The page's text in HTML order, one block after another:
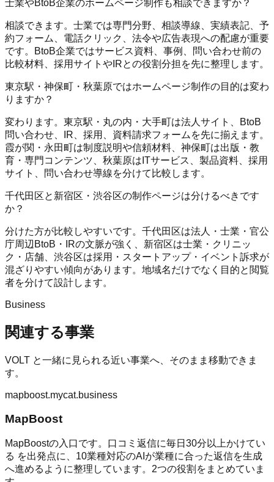
士業やBtoB企業のホームページ制作も相談できますか？
相談できます。士業では専門分野、相談導線、実績表記、予
約フォーム、電話クリック、法令や広告表現への配慮が重要
です。BtoB企業ではサービス資料、事例、問い合わせ前の
比較材料、採用サイトやIRとの役割分担を先に整理します。
東京駅・神保町・秋葉原ではホームページ制作の目的は変わ
りますか？
変わります。東京駅・丸の内・大手町は法人サイト、BtoB
問い合わせ、IR、採用、資料請求フォームを先に揃えます。
霞が関・永田町は制度説明や信頼材料、神保町は出版・教
育・専門コンテンツ、秋葉原はITサービス、製品資料、採用
サイト、問い合わせ導線を分けて比較します。
千代田区と新宿区・渋谷区の制作ページは分けるべきです
か？
分けた方が比較しやすいです。千代田区は法人・士業・官公
庁周辺BtoB・IRの文脈が強く、新宿区は士業・クリニッ
ク・店舗、渋谷区は採用・スタートアップ・イベント訴求が
混ざりやすい傾向があります。地域名だけでなく目的と閲覧
者を分けて設計します。
Business
関連する事業
VOLT と一緒に見られる近い事業へ、そのまま移動できま
す。
mapboost.mycat.business
MapBoost
MapBoostの入口です。口コミ返信に毎日30分以上かけてい
る を出発点に、10業種対応のAIが業種に合った返信を生成
へ進めるように整理しています。2つの役割をまとめていま